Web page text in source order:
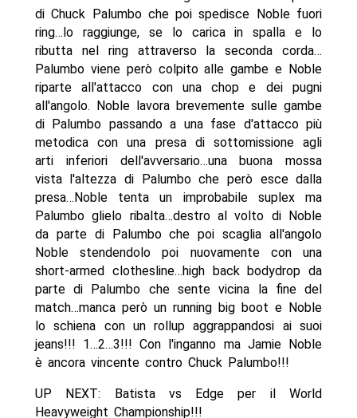
di Chuck Palumbo che poi spedisce Noble fuori
ring…lo raggiunge, se lo carica in spalla e lo
ributta nel ring attraverso la seconda corda…
Palumbo viene però colpito alle gambe e Noble
riparte all'attacco con una chop e dei pugni
all'angolo. Noble lavora brevemente sulle gambe
di Palumbo passando a una fase d'attacco più
metodica con una presa di sottomissione agli
arti inferiori dell'avversario…una buona mossa
vista l'altezza di Palumbo che però esce dalla
presa…Noble tenta un improbabile suplex ma
Palumbo glielo ribalta…destro al volto di Noble
da parte di Palumbo che poi scaglia all'angolo
Noble stendendolo poi nuovamente con una
short-armed clothesline…high back bodydrop da
parte di Palumbo che sente vicina la fine del
match…manca però un running big boot e Noble
lo schiena con un rollup aggrappandosi ai suoi
jeans!!! 1…2…3!!! Con l'inganno ma Jamie Noble
è ancora vincente contro Chuck Palumbo!!!
UP NEXT: Batista vs Edge per il World
Heavyweight Championship!!!